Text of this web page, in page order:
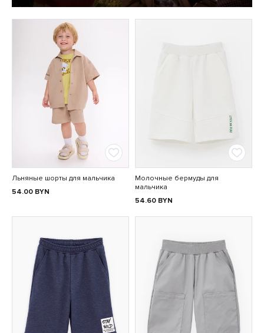
Льняные шорты для мальчика
54.00 BYN
Молочные бермуды для
мальчика
54.60 BYN